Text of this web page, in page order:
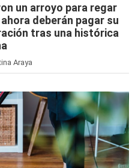
un arroyo para regar
deberán pagar su
tras una histórica
Araya